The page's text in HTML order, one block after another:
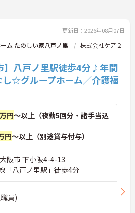
更新日：2026年08月07日
ム たのしい家八戸ノ里
株式会社ケア２
】八戸ノ里駅徒歩4分♪年間
☆グループホーム／介護福
円～以上（夜勤5回分・諸手当込
円～以上（別途賞与付与）
阪市 下小阪4-4-13
「八戸ノ里駅」徒歩4分
員)